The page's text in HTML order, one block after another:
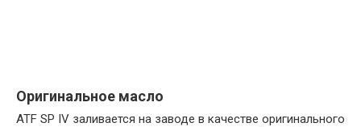
Оригинальное масло
ATF SP IV заливается на заводе в качестве оригинального